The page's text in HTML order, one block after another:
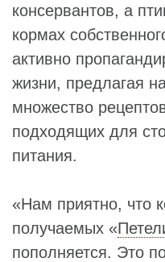
консервантов, а
кормах
активно
жизни, предлагая
множество
подходящих для
питания.
«Нам приятно, что
получаемых «
пополняется. Это